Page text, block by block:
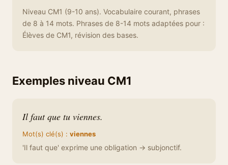
Niveau CM1 (9-10 ans). Vocabulaire courant, phrases
de 8 à 14 mots. Phrases de 8-14 mots adaptées pour :
Élèves de CM1, révision des bases.
Exemples niveau CM1
Il faut que tu viennes.
Mot(s) clé(s) : viennes
'Il faut que' exprime une obligation → subjonctif.